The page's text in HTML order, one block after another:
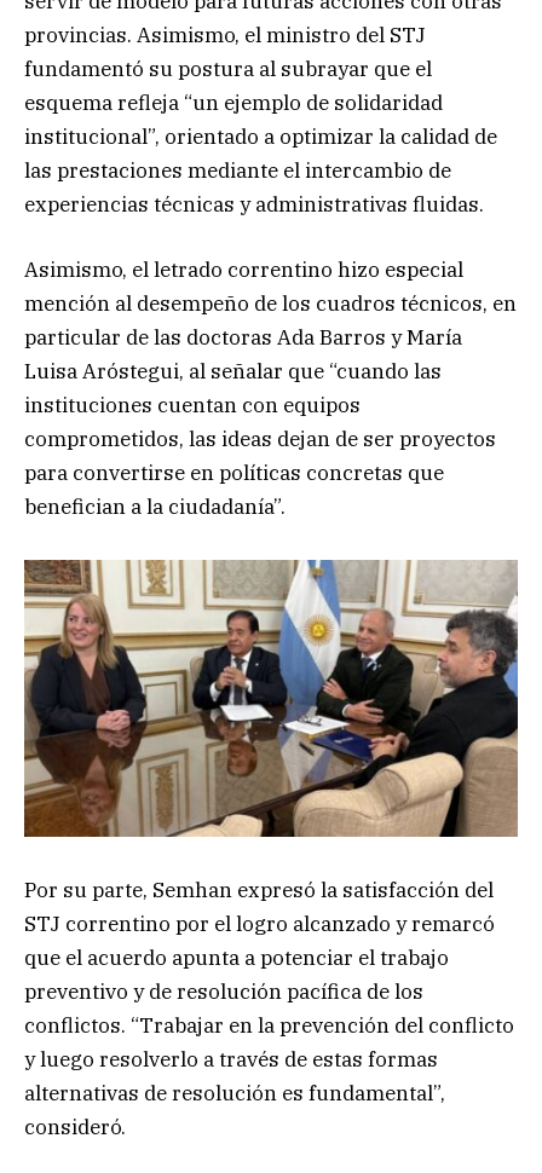
provincias. Asimismo, el ministro del STJ
fundamentó su postura al subrayar que el
esquema refleja “un ejemplo de solidaridad
institucional”, orientado a optimizar la calidad de
las prestaciones mediante el intercambio de
experiencias técnicas y administrativas fluidas.
Asimismo, el letrado correntino hizo especial
mención al desempeño de los cuadros técnicos, en
particular de las doctoras Ada Barros y María
Luisa Aróstegui, al señalar que “cuando las
instituciones cuentan con equipos
comprometidos, las ideas dejan de ser proyectos
para convertirse en políticas concretas que
benefician a la ciudadanía”.
Por su parte, Semhan expresó la satisfacción del
STJ correntino por el logro alcanzado y remarcó
que el acuerdo apunta a potenciar el trabajo
preventivo y de resolución pacífica de los
conflictos. “Trabajar en la prevención del conflicto
y luego resolverlo a través de estas formas
alternativas de resolución es fundamental”,
consideró.